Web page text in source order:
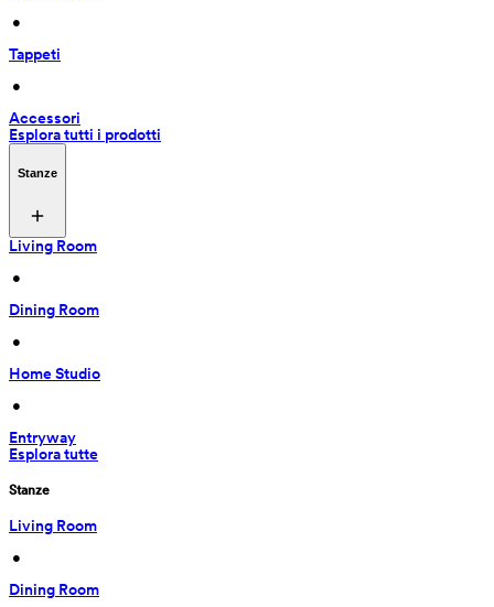
•
Tappeti
•
Accessori
Esplora tutti i prodotti
Stanze
Living Room
•
Dining Room
•
Home Studio
•
Entryway
Esplora tutte
Stanze
Living Room
•
Dining Room